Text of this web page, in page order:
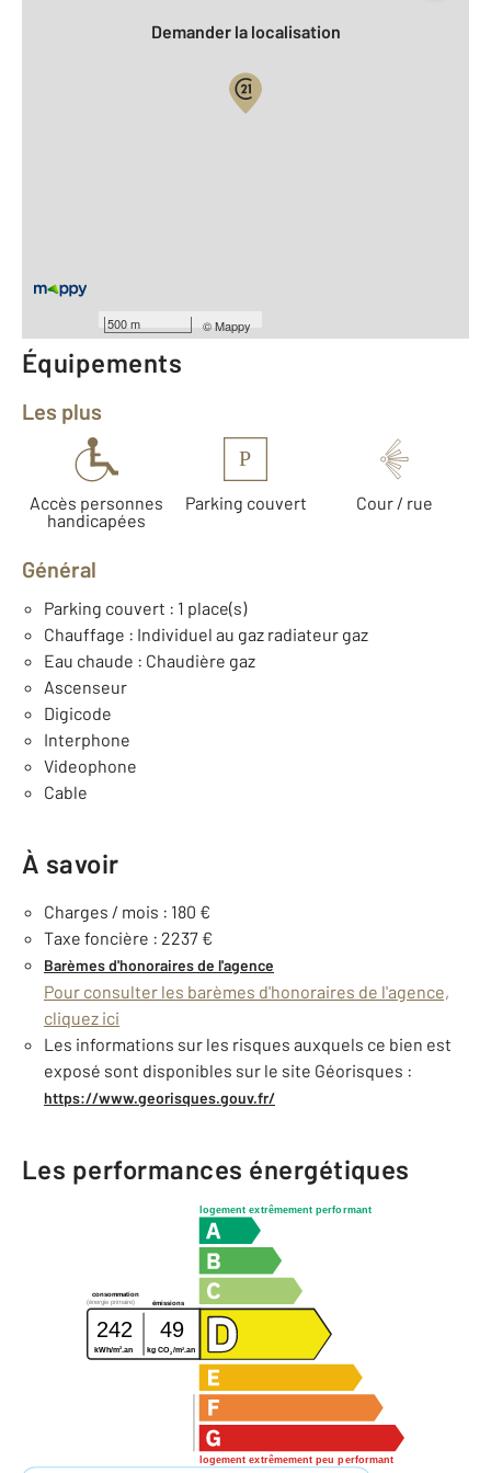
500 m ©Mappy
Demander la localisation
Année construction : 1989
Équipements
Les plus
Accès personnes
handicapées
P
Parking couvert Cour / rue
Général
Parking couvert : 1 place(s)
Chauffage : Individuel au gaz radiateur gaz
Eau chaude : Chaudière gaz
Ascenseur
Digicode
Interphone
Videophone
Cable
À savoir
Charges / mois : 180 €
Taxe foncière : 2237 €
Barèmes d'honoraires de l'agence
Pour consulter les barèmes d'honoraires de l'agence,
cliquez ici
Les informations sur les risques auxquels ce bien est
exposé sont disponibles sur le site Géorisques :
https://www.georisques.gouv.fr/
Les performances énergétiques
logement extrêmement performant
logement extrêmement peu performant
consommation
émissions
(énergie primaire)
242 49
kWh/m2.an kg CO2 /m2 .an